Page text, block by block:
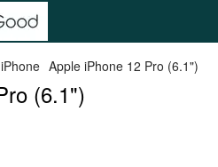
iPhone Apple iPhone 12 Pro (6.1")
(6.1")